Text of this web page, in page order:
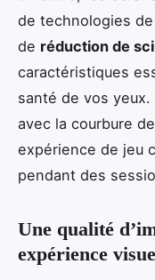
de technologies de
de réduction de
caractéristiques
santé de vos
avec la courbure
expérience de jeu
pendant des
Une qualité
expérience